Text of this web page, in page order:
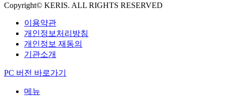
Copyright© KERIS. ALL RIGHTS RESERVED
이용약관
개인정보처리방침
개인정보 재동의
기관소개
PC 버전 바로가기
메뉴